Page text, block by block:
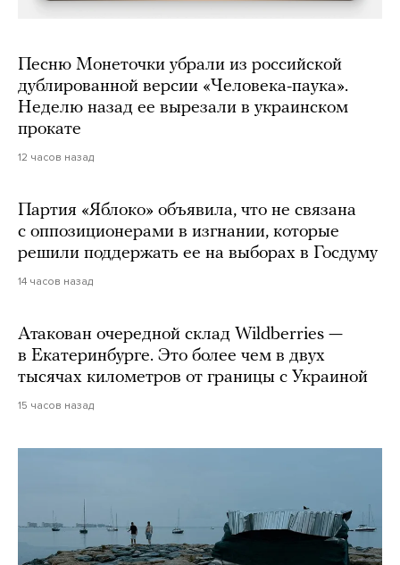
Песню Монеточки убрали из российской
дублированной версии «Человека-паука».
Неделю назад ее вырезали в украинском
прокате
12 часов назад
Партия «Яблоко» объявила, что не связана
с оппозиционерами в изгнании, которые
решили поддержать ее на выборах в Госдуму
14 часов назад
Атакован очередной склад Wildberries —
в Екатеринбурге. Это более чем в двух
тысячах километров от границы с Украиной
15 часов назад